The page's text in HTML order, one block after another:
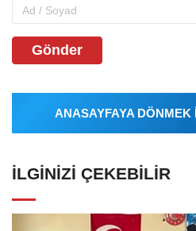
Gönder
ANASAYFAYA DÖNMEK
İLGINIZI ÇEKEBILIR